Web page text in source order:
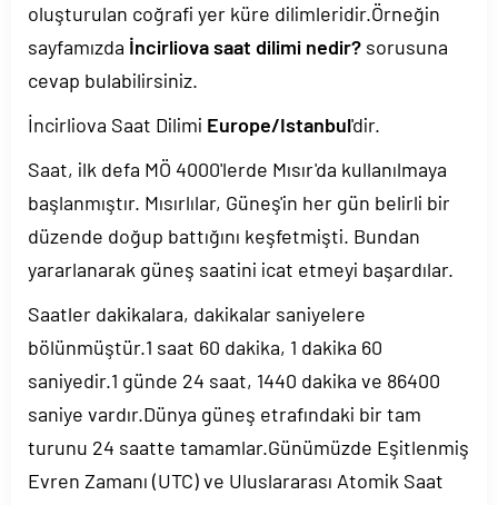
oluşturulan coğrafi yer küre dilimleridir.Örneğin
sayfamızda İncirliova saat dilimi nedir? sorusuna
cevap bulabilirsiniz.
İncirliova Saat Dilimi Europe/Istanbul'dir.
Saat, ilk defa MÖ 4000'lerde Mısır'da kullanılmaya
başlanmıştır. Mısırlılar, Güneş'in her gün belirli bir
düzende doğup battığını keşfetmişti. Bundan
yararlanarak güneş saatini icat etmeyi başardılar.
Saatler dakikalara, dakikalar saniyelere
bölünmüştür.1 saat 60 dakika, 1 dakika 60
saniyedir.1 günde 24 saat, 1440 dakika ve 86400
saniye vardır.Dünya güneş etrafındaki bir tam
turunu 24 saatte tamamlar.Günümüzde Eşitlenmiş
Evren Zamanı (UTC) ve Uluslararası Atomik Saat